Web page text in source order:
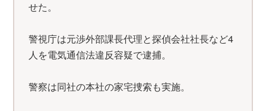
せた。
警視庁は元渉外部課長代理と探偵会社社長など4
人を電気通信法違反容疑で逮捕。
警察は同社の本社の家宅捜索も実施。